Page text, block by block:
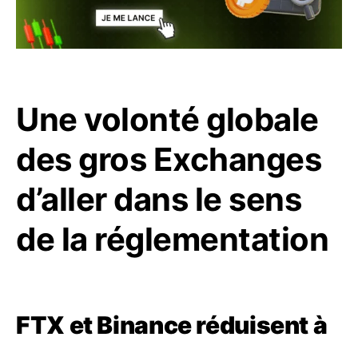
Une volonté globale
des gros Exchanges
d’aller dans le sens
de la réglementation
FTX et Binance réduisent à